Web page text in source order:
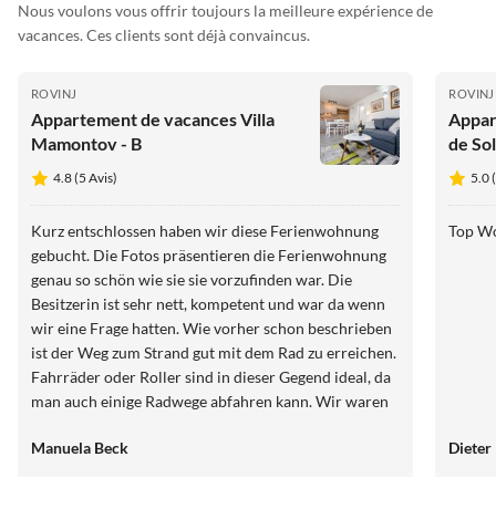
Nous voulons vous offrir toujours la meilleure expérience de
vacances. Ces clients sont déjà convaincus.
ROVINJ
Appartement de vacances Villa
Mamontov - B
4.8 (5 Avis)
Kurz entschlossen haben wir diese Ferienwohnung
gebucht. Die Fotos präsentieren die Ferienwohnung
genau so schön wie sie sie vorzufinden war. Die
Besitzerin ist sehr nett, kompetent und war da wenn
wir eine Frage hatten. Wie vorher schon beschrieben
ist der Weg zum Strand gut mit dem Rad zu erreichen.
Fahrräder oder Roller sind in dieser Gegend ideal, da
man auch einige Radwege abfahren kann. Wir waren
Manuela Beck
ROVINJ
de
5.0
Top
Dieter